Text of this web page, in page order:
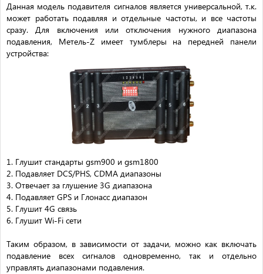
Данная модель подавителя сигналов является универсальной, т.к.
может работать подавляя и отдельные частоты, и все частоты
сразу. Для включения или отключения нужного диапазона
подавления, Метель-Z имеет тумблеры на передней панели
устройства:
1. Глушит стандарты gsm900 и gsm1800
2. Подавляет DCS/PHS, CDMA диапазоны
3. Отвечает за глушение 3G диапазона
4. Подавляет GPS и Глонасс диапазон
5. Глушит 4G связь
6. Глушит Wi-Fi сети
Таким образом, в зависимости от задачи, можно как включать
подавление всех сигналов одновременно, так и отдельно
управлять диапазонами подавления.